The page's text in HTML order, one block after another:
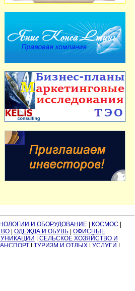
И ОБОРУДОВАНИЕ КОСМОС
ОДЕЖДА И ОБУВЬ
ОФИСНЫЕ
СЕЛЬСКОЕ ХОЗЯЙСТВО И
| ТУРИЗМ И ОТДЫХ| УСЛУГИ |